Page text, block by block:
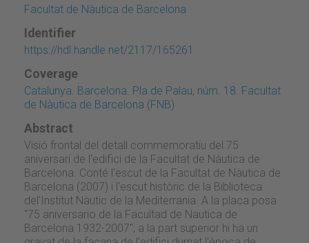
Facultat de Nàutica de Barcelona
Identifier
https://hdl.handle.net/2117/165261
Coverage
Catalunya. Barcelona. Pla de Palau, núm. 18. Facultat
de Nàutica de Barcelona (FNB)
Abstract
Visió frontal del detall commemoratiu del 75
aniversari de l'edifici de la Facultat de Nàutica de
Barcelona. Conté l'escut de la Facultat de Nàutica de
Barcelona (2007) i l'escut històric de la Biblioteca
del'Institut Nàutic de la Mediterrania. A la placa posa
"75 aniversario de la Facultad de Nautica de
Barcelona 1932-2007"; a la part superior hi ha un